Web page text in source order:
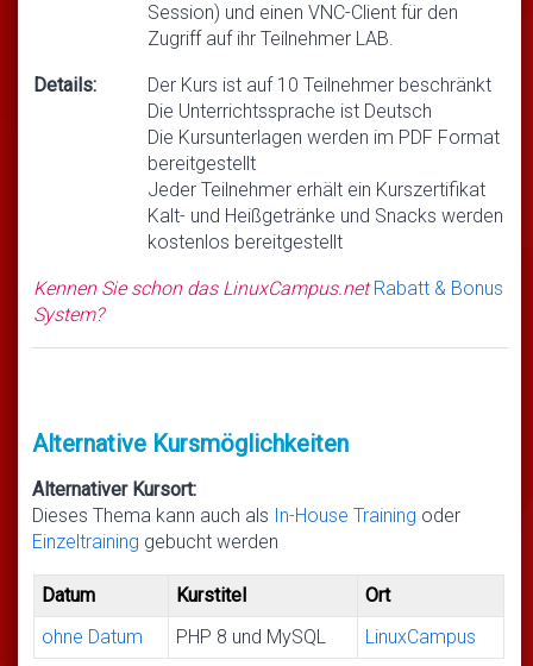
Session) und einen VNC-Client für den
Zugriff auf ihr Teilnehmer LAB.
Details:
Der Kurs ist auf 10 Teilnehmer beschränkt
Die Unterrichtssprache ist Deutsch
Die Kursunterlagen werden im PDF Format
bereitgestellt
Jeder Teilnehmer erhält ein Kurszertifikat
Kalt- und Heißgetränke und Snacks werden
kostenlos bereitgestellt
Kennen Sie schon das LinuxCampus.netRabatt & Bonus
System?
Alternative Kursmöglichkeiten
Alternativer Kursort:
Dieses Thema kann auch als In-House Training oder
Einzeltraining gebucht werden
Datum Kurstitel
Ort
ohne Datum
PHP 8 und MySQL LinuxCampus